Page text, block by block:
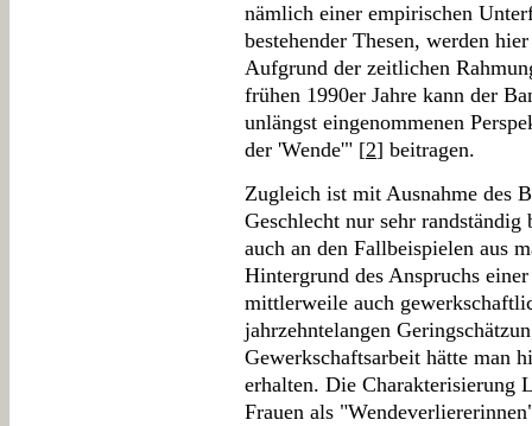
nämlich einer empirischen
bestehender Thesen, werden
Aufgrund der zeitlichen
frühen 1990er Jahre kann der
unlängst eingenommenen
der 'Wende'" [2] beitragen.
Zugleich ist mit Ausnahme des
Geschlecht nur sehr
auch an den Fallbeispielen aus
Hintergrund des Anspruchs
mittlerweile auch
jahrzehntelangen
Gewerkschaftsarbeit hätte man
erhalten. Die Charakterisierung
Frauen als